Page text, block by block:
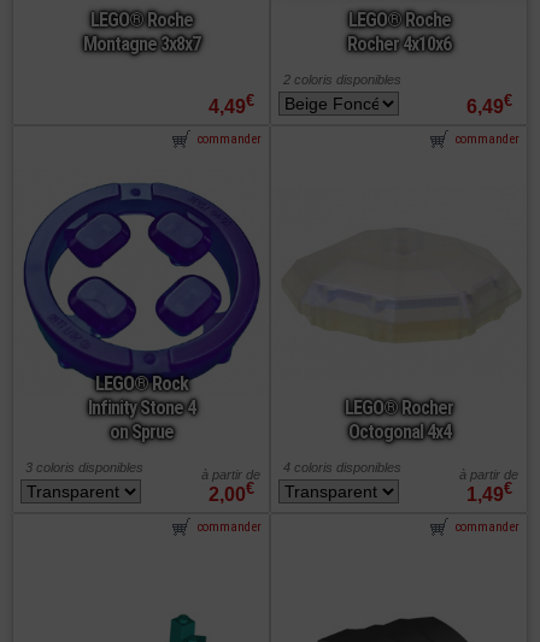
LEGO® Roche
Montagne 3x8x7
4,49€
LEGO® Roche
Rocher 4x10x6
6,49€
2 coloris disponibles
LEGO® Rock
Infinity Stone 4
on Sprue
2,00€
à partir de
commander
3 coloris disponibles
LEGO® Rocher
Octogonal 4x4
1,49€
à partir de
commander
4 coloris disponibles
commander commander